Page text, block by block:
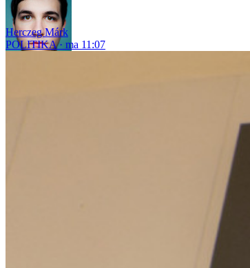
Herczeg Márk
POLITIKA
ma 11:07